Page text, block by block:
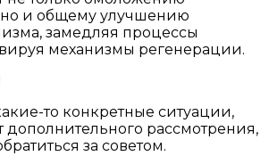
и общему улучшению
замедляя процессы
механизмы регенерации.
то конкретные ситуации,
дополнительного рассмотрения,
за советом.